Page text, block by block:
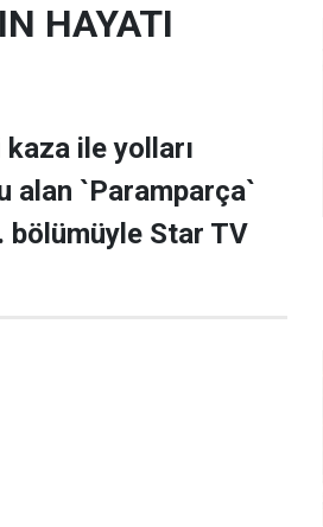
HAYATI
ile yolları
alan `Paramparça`
bölümüyle Star TV